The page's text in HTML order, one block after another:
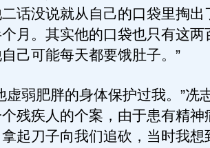
话没说就从自己的口袋里掏出
月。其实他的口袋也只有这两
己可能每天都要饿肚子。”
弱肥胖的身体保护过我。”冼
残疾人的个案，由于患有精神
起刀子向我们追砍，当时我想